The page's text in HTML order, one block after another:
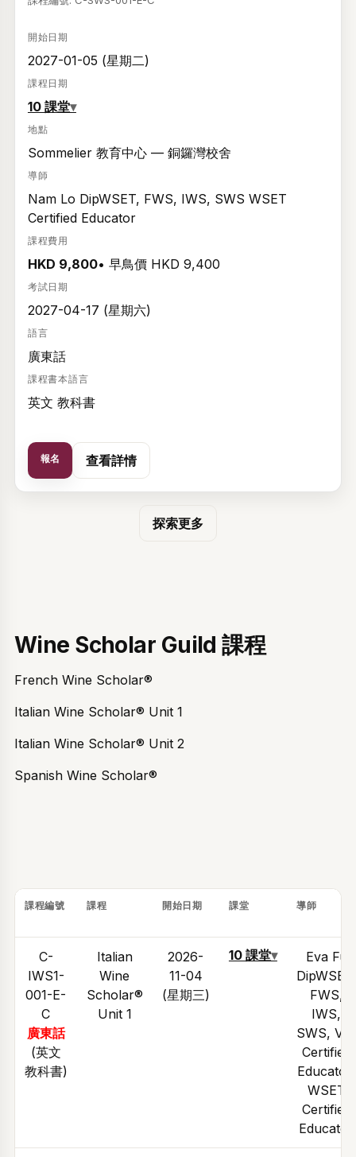
開始日期
2027-01-05 (星期二)
課程日期
10 課堂▾
地點
Sommelier 教育中心 — 銅鑼灣校舍
導師
Nam Lo DipWSET, FWS, IWS, SWS WSET
Certified Educator
課程費用
HKD 9,800• 早鳥價 HKD 9,400
考試日期
2027-04-17 (星期六)
語言
廣東話
課程書本語言
英文 教科書
報名 查看詳情
探索更多
Wine Scholar Guild 課程
French Wine Scholar®
Italian Wine Scholar® Unit 1
Italian Wine Scholar® Unit 2
Spanish Wine Scholar®
課程編號 課程 開始日期 課堂 導師
C-
IWS1-
001-E-
C
廣東話
(英文
教科書)
Italian
Wine
Scholar®
Unit 1
2026-
11-04
(星期三)
10 課堂▾
Eva Fu
DipWSET,
FWS,
IWS,
SWS, VIA
Certified
Educator,
WSET
Certified
Educator